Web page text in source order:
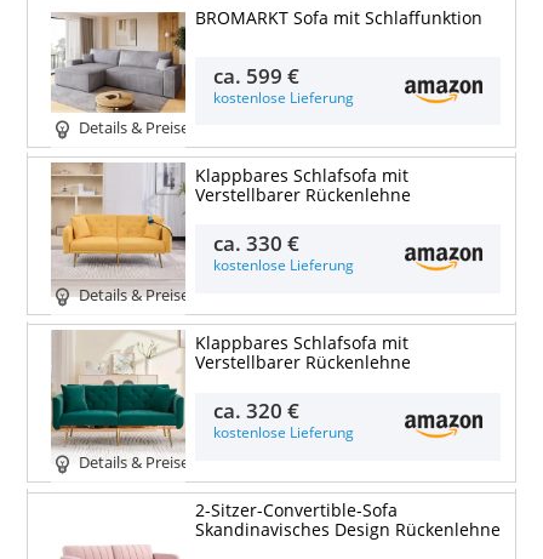
Details & Preise
BROMARKT Sofa mit Schlaffunktion
ca. 599 €
kostenlose Lieferung
Details & Preise
Klappbares Schlafsofa mit
Verstellbarer Rückenlehne
ca.330 €
kostenlose Lieferung
Details & Preise
Klappbares Schlafsofa mit
Verstellbarer Rückenlehne
ca.320 €
kostenlose Lieferung
2-Sitzer-Convertible-Sofa
Skandinavisches Design Rückenlehne